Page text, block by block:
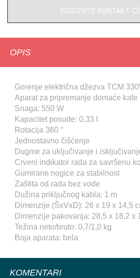
POZOVITE KONTAKT
OPIS
Gorenje električna džezva TCM
Aparat za pripremanje domaće kafe
Snaga: 550 W
Kapacitet posude: 0,33 l
Rotacija 360 °
Jednostavno čišćenje
Dugme za uključivanje i
Crveni indikator rada za savršenu
Gumirane nogice za stabilnost
Zaštita od rada bez vode
Dužina priključnog kabla: 1 m
Dimenzije (ŠxVxD): 26 x 19 x 14,5
Dimenzije pakovanja: 28,5 x 18,2 x
Težina neto/bruto: 0,7/1,0 kg
Boja aparata: bela
KOMENTARI